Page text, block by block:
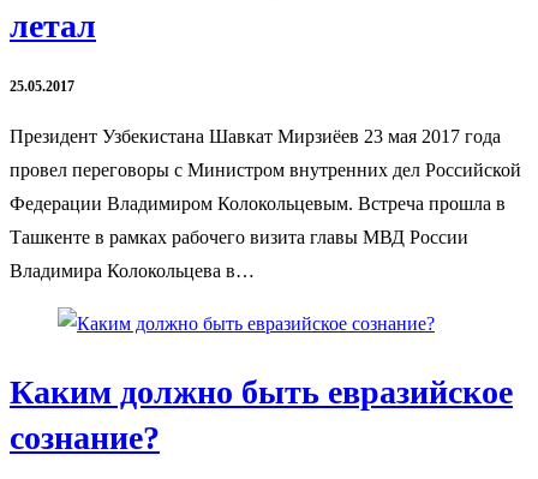
летал
25.05.2017
Президент Узбекистана Шавкат Мирзиёев 23 мая 2017 года
провел переговоры с Министром внутренних дел Российской
Федерации Владимиром Колокольцевым. Встреча прошла в
Ташкенте в рамках рабочего визита главы МВД России
Владимира Колокольцева в…
Каким должно быть евразийское
сознание?